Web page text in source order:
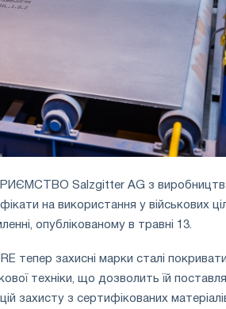
Salzgitter AG з
на використання у військових
опублікованому в травні 13.
тепер захисні марки сталі
техніки, що дозволить їй
захисту з сертифікованих